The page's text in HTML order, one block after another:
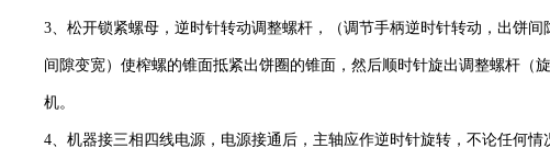
3、松开锁紧螺母，逆时针转动调整螺杆，（调节手柄逆时针转动，出饼
间隙变宽）使榨螺的锥面抵紧出饼圈的锥面，然后顺时针旋出调整螺杆（
机。
4、机器接三相四线电源，电源接通后，主轴应作逆时针旋转，不论任何